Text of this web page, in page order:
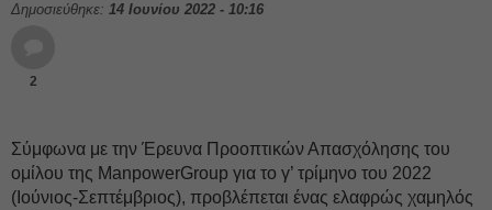
Δημοσιεύθηκε: 14 Ιουνίου 2022 - 10:16
2
Σύμφωνα με την Έρευνα Προοπτικών Απασχόλησης του
ομίλου της ManpowerGroup για το γ’ τρίμηνο του 2022
(Ιούνιος-Σεπτέμβριος), προβλέπεται ένας ελαφρώς χαμηλός